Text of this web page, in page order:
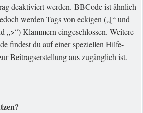
deaktiviert werden. BBCode ist ähnlich
werden Tags von eckigen („[“ und
„>“) Klammern eingeschlossen. Weitere
findest du auf einer speziellen Hilfe-
Beitragserstellung aus zugänglich ist.